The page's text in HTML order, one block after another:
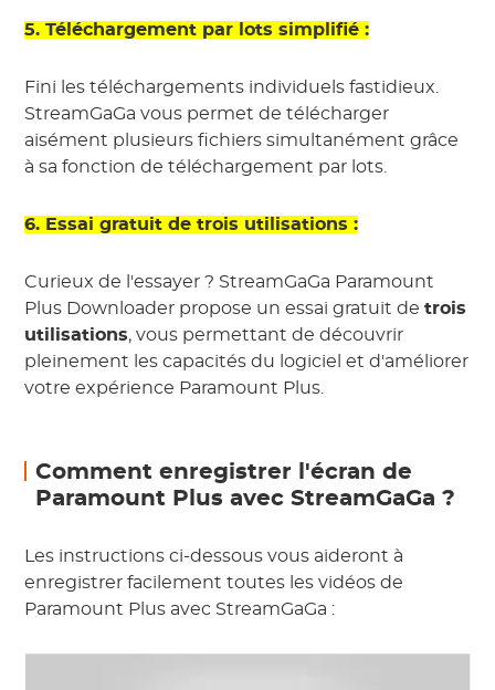
5. Téléchargement par lots simplifié :
Fini les téléchargements individuels fastidieux.
StreamGaGa vous permet de télécharger
aisément plusieurs fichiers simultanément grâce
à sa fonction de téléchargement par lots.
6. Essai gratuit de trois utilisations :
Curieux de l'essayer ? StreamGaGa Paramount
Plus Downloader propose un essai gratuit detrois
utilisations, vous permettant de découvrir
pleinement les capacités du logiciel et d'améliorer
votre expérience Paramount Plus.
Comment enregistrer l'écran de
Paramount Plus avec StreamGaGa ?
Les instructions ci-dessous vous aideront à
enregistrer facilement toutes les vidéos de
Paramount Plus avec StreamGaGa :